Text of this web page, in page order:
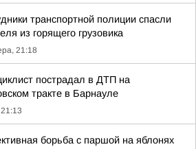
транспортной полиции спасли
из горящего грузовика
21:18
пострадал в ДТП на
тракте в Барнауле
борьба с паршой на яблонях